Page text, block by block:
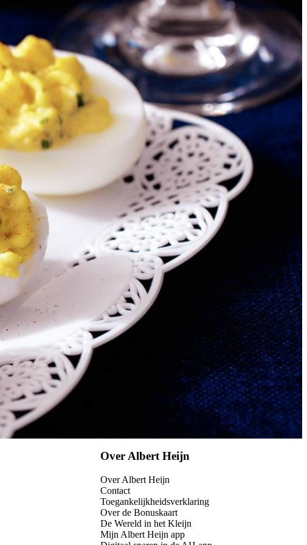
Over Albert Heijn
Over Albert Heijn
Contact
Toegankelijkheidsverklaring
Over de Bonuskaart
De Wereld in het Kleijn
Mijn Albert Heijn app